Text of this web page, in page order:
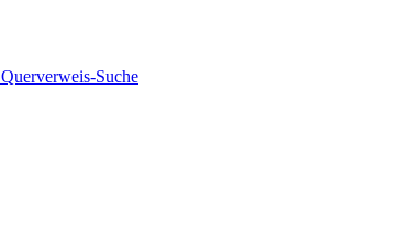
Querverweis-Suche